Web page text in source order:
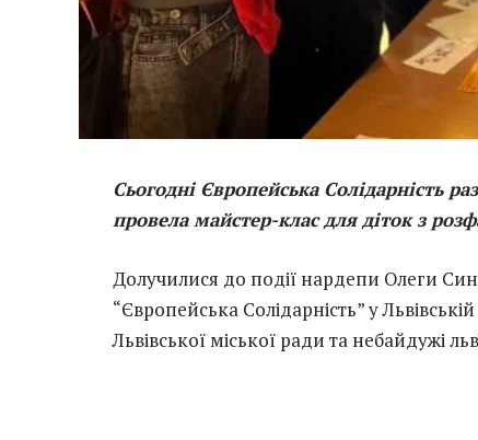
Сьогодні Європейська Солідарність
провела майстер-клас для діток з
Долучилися до події нардепи Олеги
“Європейська Солідарність” у
Львівської міської ради та небайдужі